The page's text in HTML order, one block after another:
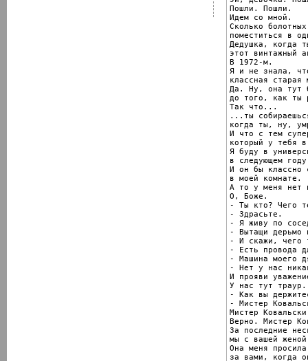
Пошли. Пошли.
Идем со мной.
Сколько
поместиться в
Дедушка, когда
этот винтажный
В 1972-м.
Я и не знала,
классная старая
Да. Ну, она тут
до того, как ты
Так что...
...ты
когда ты, ну,
И что с тем
который у тебя в
Я буду в
в следующем
И он бы классно
в моей комнате.
А то у меня нет
О, Боже.
- Ты кто? Чего
- Здрасьте.
- Я живу по
- Вытащи дерьмо
- И скажи, чего
- Есть провода
- Машина моего
- Нет у нас
И прояви
У нас тут траур.
- Как вы
- Мистер
Мистер
Верно. Мистер
За последние
мы с вашей
Она меня
за вами, когда